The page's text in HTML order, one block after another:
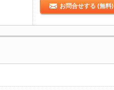
お問合せする (無料)